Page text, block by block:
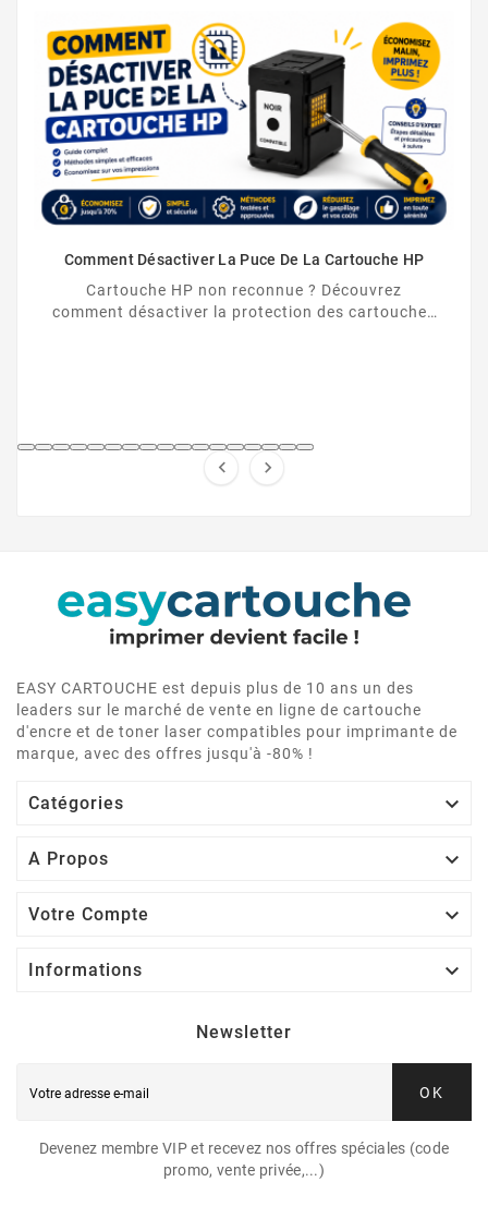
Comment Désactiver La Puce De La Cartouche HP
Cartouche HP non reconnue ? Découvrez
comment désactiver la protection des cartouches
 
EASY CARTOUCHE est depuis plus de 10 ans un des
leaders sur le marché de vente en ligne de cartouche
d'encre et de toner laser compatibles pour imprimante de
marque, avec des offres jusqu'à -80% !
Catégories 
A Propos 
Votre Compte 
Informations 
Newsletter
OK
Devenez membre VIP et recevez nos offres spéciales (code
promo, vente privée,...)